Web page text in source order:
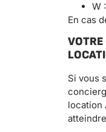
W
En cas
VOTRE
Si vous
location